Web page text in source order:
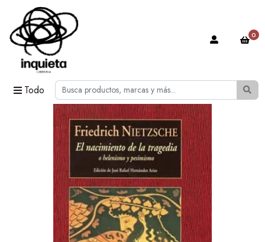
Todo
0